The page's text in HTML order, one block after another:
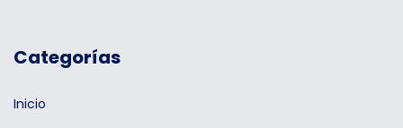
Categorías
Inicio